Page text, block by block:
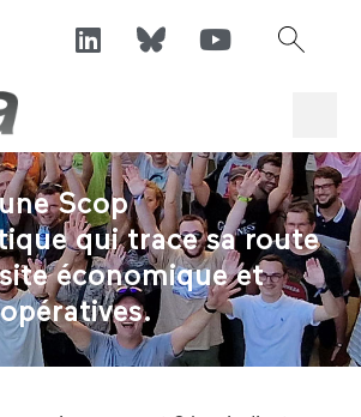
Scop
qui trace sa route
économique et